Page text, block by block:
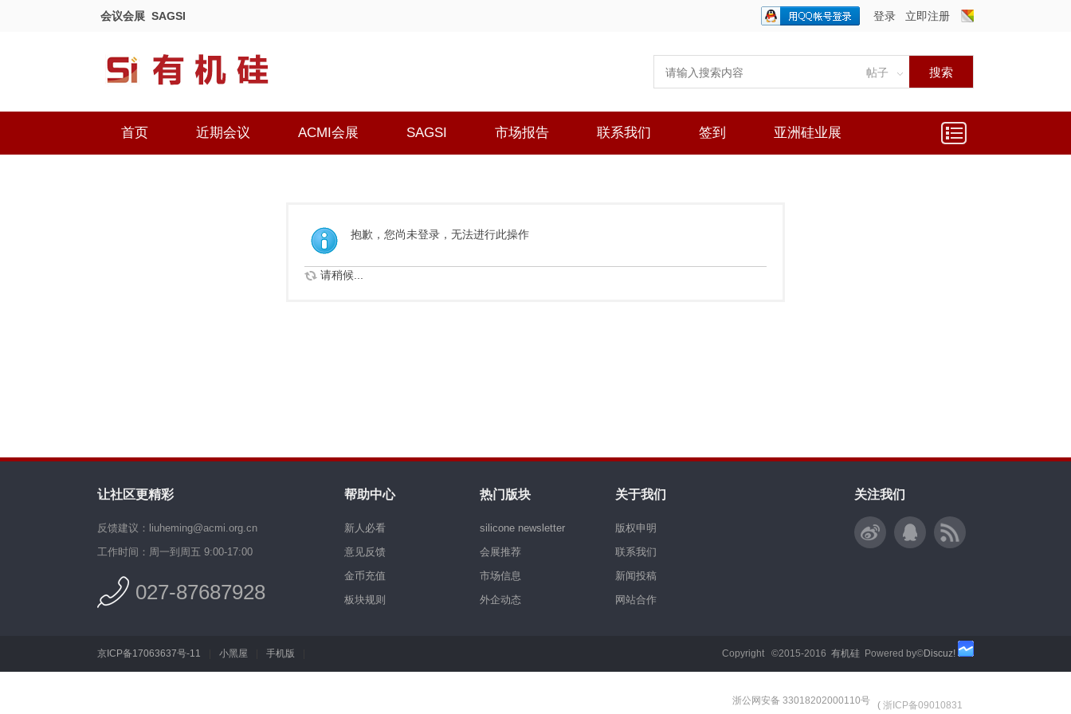
会议会展 SAGSI 登录
立即注册
帖子 搜索
首页 近期会议 ACMI会展 SAGSI 市场报告 联系我们 签到 亚洲硅业展
抱歉，您尚未登录，无法进行此操作
请稍候...
让社区更精彩
反馈建议：liuheming@acmi.org.cn
工作时间：周一到周五 9:00-17:00
027-87687928
帮助中心
新人必看
意见反馈
金币充值
板块规则
热门版块
silicone newsletter
会展推荐
市场信息
外企动态
关于我们
版权申明
联系我们
新闻投稿
网站合作
关注我们
京ICP备17063637号-11 小黑屋 手机版 Copyright ©2015-2016 有机硅 Powered by©Discuz!
浙公网安备 33018202000110号 ( 浙ICP备09010831